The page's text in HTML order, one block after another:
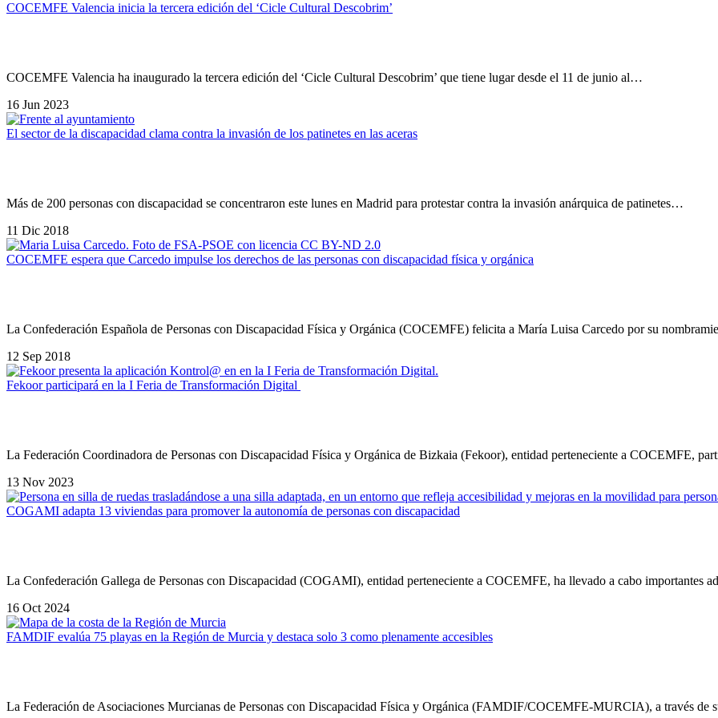
COCEMFE Valencia inicia la tercera edición del ‘Cicle Cultural Descobrim’
COCEMFE Valencia ha inaugurado la tercera edición del ‘Cicle Cultural Descobrim’ que tiene lugar desde el 11 de junio al…
16 Jun 2023
El sector de la discapacidad clama contra la invasión de los patinetes en las aceras
Más de 200 personas con discapacidad se concentraron este lunes en Madrid para protestar contra la invasión anárquica de patinetes…
11 Dic 2018
COCEMFE espera que Carcedo impulse los derechos de las personas con discapacidad física y orgánica
La Confederación Española de Personas con Discapacidad Física y Orgánica (COCEMFE) felicita a María Luisa Carcedo por su
12 Sep 2018
Fekoor participará en la I Feria de Transformación Digital
La Federación Coordinadora de Personas con Discapacidad Física y Orgánica de Bizkaia (Fekoor), entidad perteneciente a COCEMFE,
13 Nov 2023
COGAMI adapta 13 viviendas para promover la autonomía de personas con discapacidad
La Confederación Gallega de Personas con Discapacidad (COGAMI), entidad perteneciente a COCEMFE, ha llevado a cabo importantes
16 Oct 2024
FAMDIF evalúa 75 playas en la Región de Murcia y destaca solo 3 como plenamente accesibles
La Federación de Asociaciones Murcianas de Personas con Discapacidad Física y Orgánica (FAMDIF/COCEMFE-MURCIA), a través